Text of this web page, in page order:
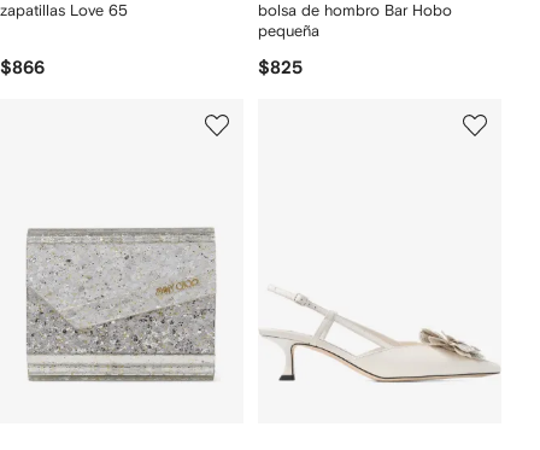
zapatillas Love 65
$866
bolsa de hombro Bar Hobo
pequeña
$825